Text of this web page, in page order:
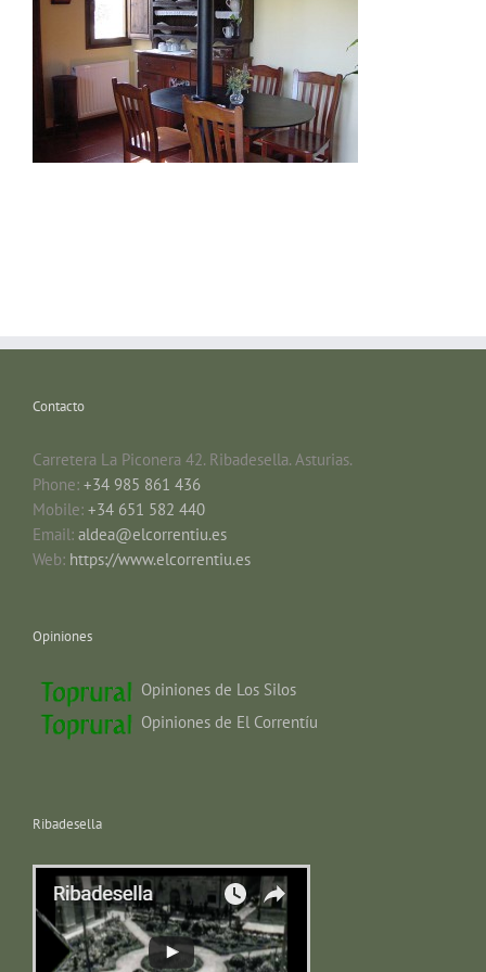
Contacto
Carretera La Piconera 42. Ribadesella. Asturias.
Phone: +34 985 861 436
Mobile: +34 651 582 440
Email: aldea@elcorrentiu.es
Web: https://www.elcorrentiu.es
Opiniones
Opiniones de Los Silos
Opiniones de El Correntíu
Ribadesella